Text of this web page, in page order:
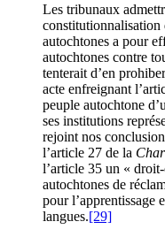
Les tribunaux
constitutionnalisation
autochtones a pour
autochtones contre
tenterait d’en
acte enfreignant
peuple autochtone
ses institutions
rejoint nos
l’article 27 de la
l’article 35 un «
autochtones de
pour l’apprentissage
langues.[29]